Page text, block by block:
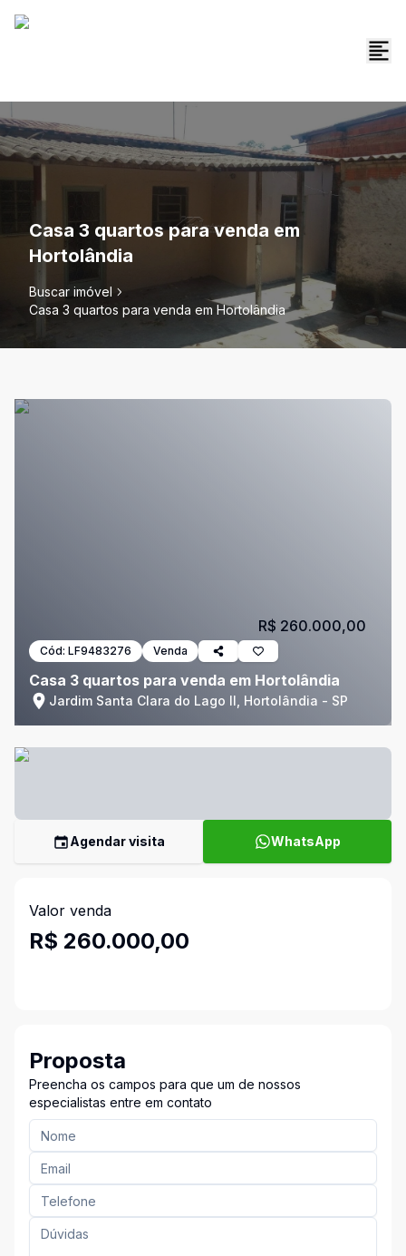
Casa 3 quartos para venda em
Hortolândia
Buscar imóvel
Casa 3 quartos para venda em Hortolândia
Cód: LF9483276 Venda
Casa 3 quartos para venda em Hortolândia
Jardim Santa Clara do Lago II, Hortolândia - SP
R$ 260.000,00
Agendar visita WhatsApp
Valor venda
R$ 260.000,00
Proposta
Preencha os campos para que um de nossos
especialistas entre em contato